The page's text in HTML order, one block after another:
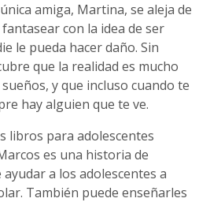
amiga, Martina, se aleja de
con la idea de ser
le pueda hacer daño. Sin
que la realidad es mucho
y que incluso cuando te
hay alguien que te ve.
libros para adolescentes
es una historia de
a los adolescentes a
También puede enseñarles